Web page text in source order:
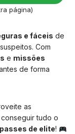
página)
e fáceis de
Com
e missões
de forma
as
tudo o
passes de elite!